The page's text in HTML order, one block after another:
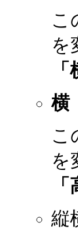
こ
を
「
横
こ
を
縦